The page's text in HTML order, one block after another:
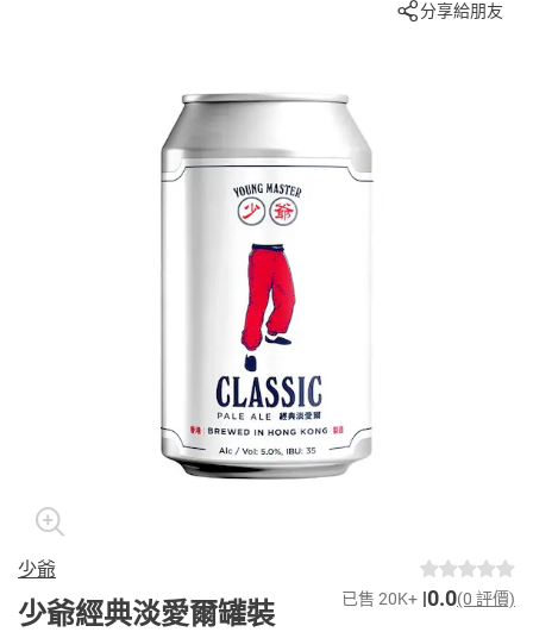
分享給朋友
少爺
少爺經典淡愛爾罐裝 已售 20K+ 0.0(0 評價)